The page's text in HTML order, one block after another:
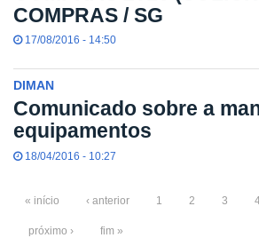
COMPRAS / SG
17/08/2016 - 14:50
DIMAN
Comunicado sobre a
equipamentos
18/04/2016 - 10:27
« início ‹ anterior 1 2 3
próximo › fim »